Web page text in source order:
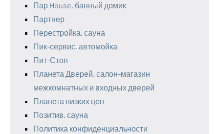
Пар House, банный домик
Партнер
Перестройка, сауна
Пик-сервис, автомойка
Пит-Стоп
Планета Дверей, салон-магазин
межкомнатных и входных дверей
Планета низких цен
Позитив, сауна
Политика конфиденциальности